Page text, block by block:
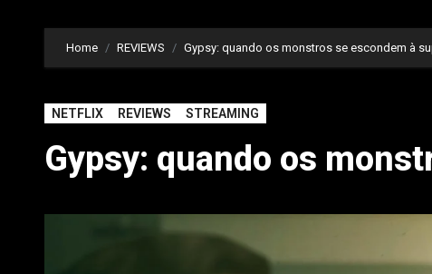
Home REVIEWS Gypsy: quando os monstros se escondem à
NETFLIX REVIEWS STREAMING
Gypsy: quando os